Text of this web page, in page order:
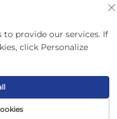
to provide our services. If
click Personalize